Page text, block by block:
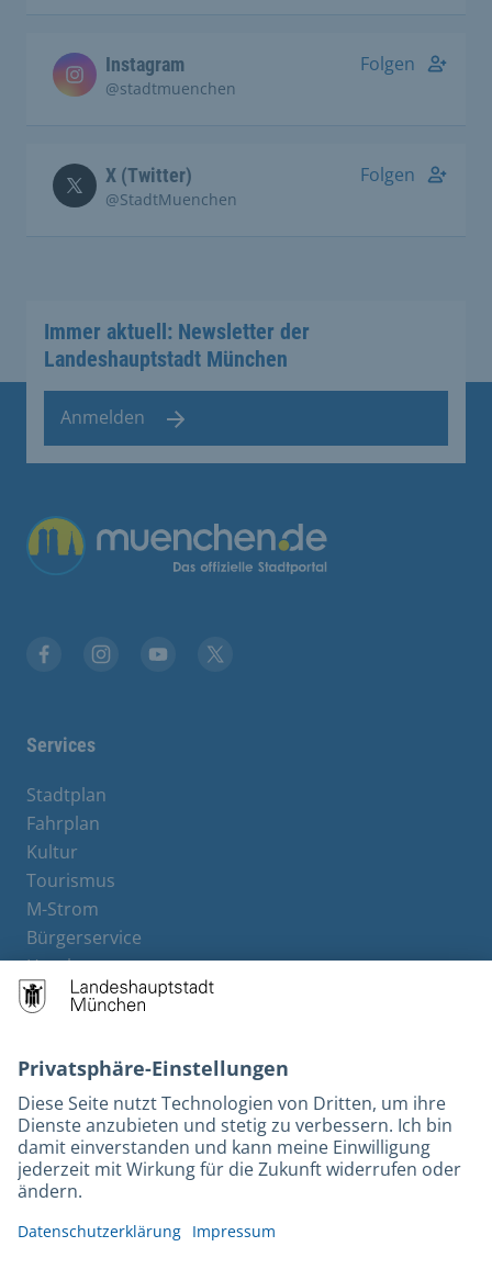
Instagram
@stadtmuenchen
Folgen
X (Twitter)
@StadtMuenchen
Folgen
Immer aktuell: Newsletter der
Landeshauptstadt München
Anmelden
Übergreifende Links
Services
Stadtplan
Fahrplan
Kultur
Tourismus
M-Strom
Bürgerservice
Hotels
Barrierefreiheit
Leichte Sprache
Gebärdensprache
Datenschutz
Impressum